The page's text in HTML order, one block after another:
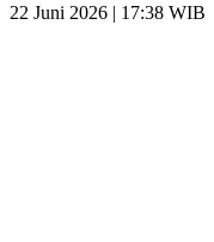
22 Juni 2026 | 17:38 WIB